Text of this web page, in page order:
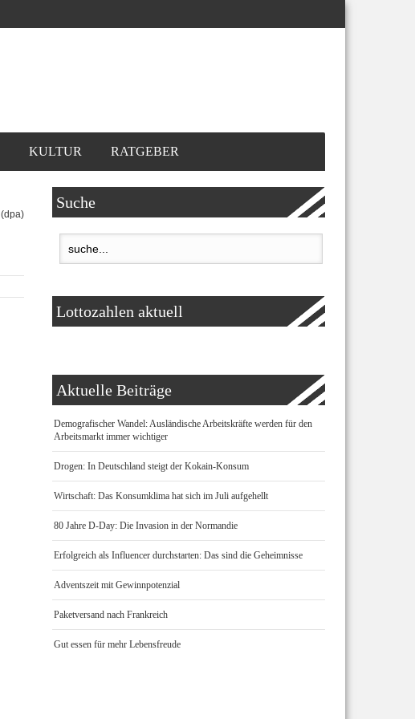
KULTUR RATGEBER
(dpa)
Suche
Lottozahlen aktuell
Aktuelle Beiträge
Demografischer Wandel: Ausländische Arbeitskräfte werden für den
Arbeitsmarkt immer wichtiger
Drogen: In Deutschland steigt der Kokain-Konsum
Wirtschaft: Das Konsumklima hat sich im Juli aufgehellt
80 Jahre D-Day: Die Invasion in der Normandie
Erfolgreich als Influencer durchstarten: Das sind die Geheimnisse
Adventszeit mit Gewinnpotenzial
Paketversand nach Frankreich
Gut essen für mehr Lebensfreude